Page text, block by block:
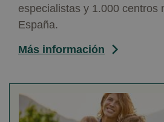
especialistas y 1.000 centros
España.
Más información